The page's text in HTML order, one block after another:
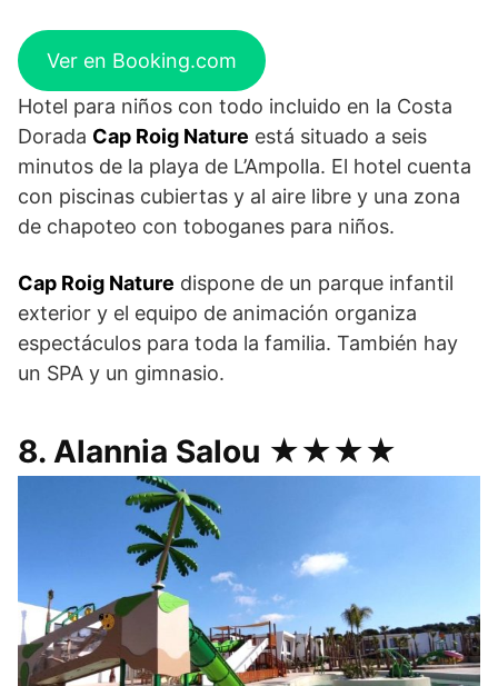
Ver en Booking.com
Hotel para niños con todo incluido en la Costa
Dorada Cap Roig Nature está situado a seis
minutos de la playa de L’Ampolla. El hotel cuenta
con piscinas cubiertas y al aire libre y una zona
de chapoteo con toboganes para niños.
Cap Roig Nature dispone de un parque infantil
exterior y el equipo de animación organiza
espectáculos para toda la familia. También hay
un SPA y un gimnasio.
8. Alannia Salou ★★★★